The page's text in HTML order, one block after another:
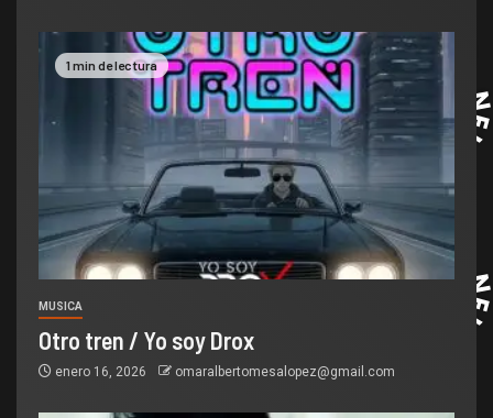
1 min de lectura
MUSICA
Otro tren / Yo soy Drox
enero 16, 2026 omaralbertomesalopez@gmail.com